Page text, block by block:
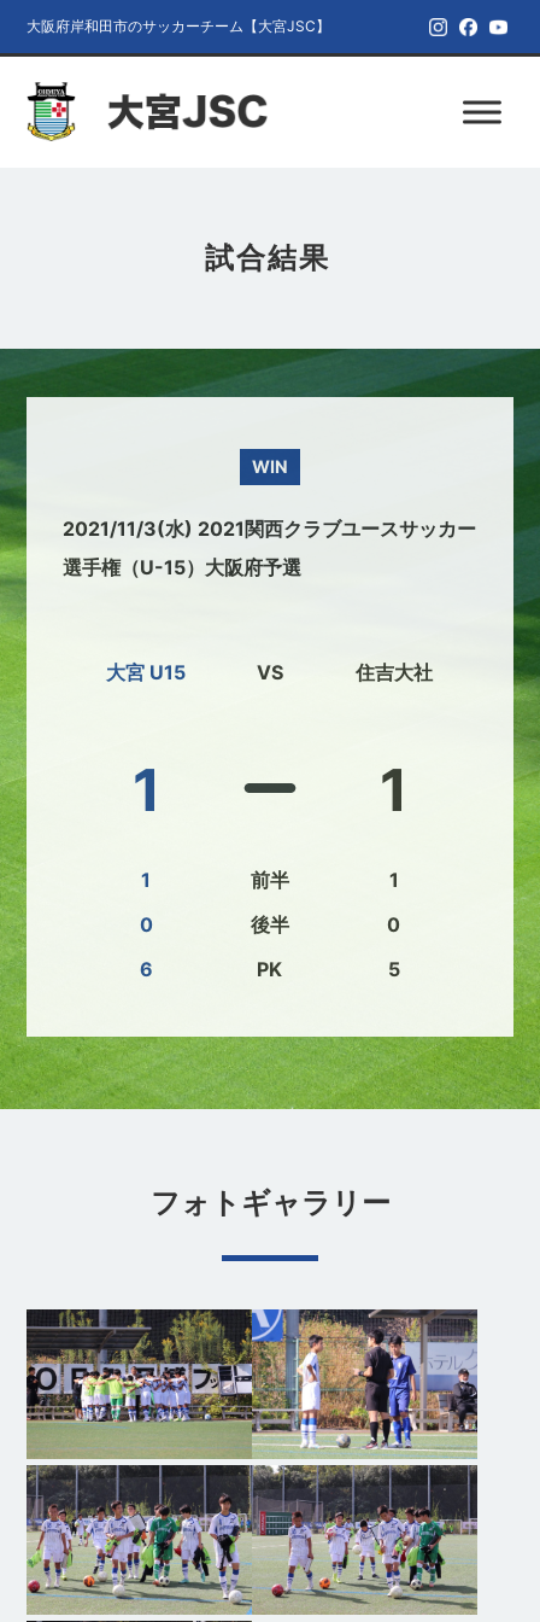
大阪府岸和田市のサッカーチーム【大宮JSC】
試合結果
WIN
2021/11/3(水) 2021関西クラブユースサッカー
選手権（U-15）大阪府予選
大宮 U15
1
1
0
6
VS
前半
後半
PK
住吉大社
1
1
0
5
フォトギャラリー